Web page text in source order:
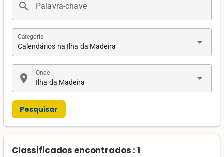
search Palavra-chave
Calendários na Ilha da Madeira
Categoria arrow_drop_down
location_on Ilha da Madeira
Onde arrow_drop_down
Pesquisar
Classificados encontrados : 1